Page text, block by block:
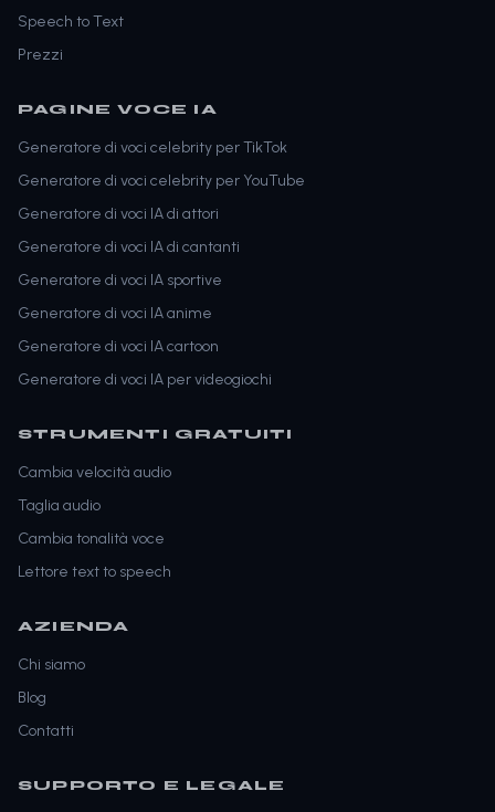
Speech to Text
Prezzi
PAGINE VOCE IA
Generatore di voci celebrity per TikTok
Generatore di voci celebrity per YouTube
Generatore di voci IA di attori
Generatore di voci IA di cantanti
Generatore di voci IA sportive
Generatore di voci IA anime
Generatore di voci IA cartoon
Generatore di voci IA per videogiochi
STRUMENTI GRATUITI
Cambia velocità audio
Taglia audio
Cambia tonalità voce
Lettore text to speech
AZIENDA
Chi siamo
Blog
Contatti
SUPPORTO E LEGALE